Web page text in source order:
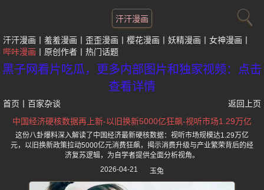
汗汗漫画
汗汗漫画 羞羞漫画 歪歪漫画 樱花漫画 妖精漫画
女神漫画
哔咔漫画
原创作者 热门话题
黑子网看片吃瓜，更多内部图片和独家视频：点击
查看详情
首页 百家杂谈
返回上页
中国经济硬核数据再上新-以旧换新5000亿狂飙-视听市场1.29万亿
这份八卦爆料深入解读了中国经济最新硬核数据：视听市场规模达1.29万亿
元，以旧换新政策拉动5000亿元消费狂飙，揭示消费升级与产业繁荣背后的经
济复苏逻辑，为自学者提供全面分析视角。
2026-04-21
玉兔